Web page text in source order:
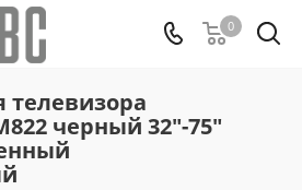
0
черный 32"-75"